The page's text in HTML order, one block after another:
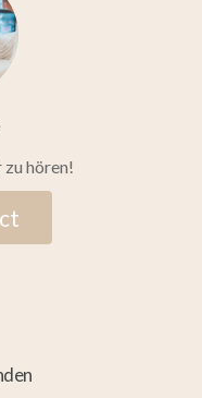
hören!
ct